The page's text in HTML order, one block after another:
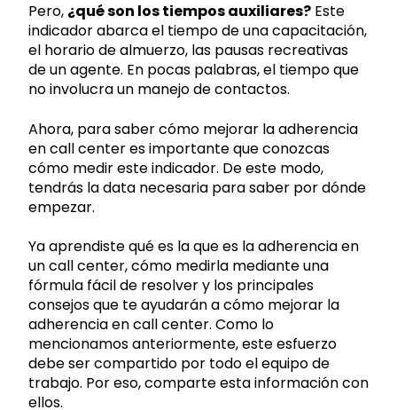
Pero, ¿qué son los tiempos auxiliares? Este
indicador abarca el tiempo de una capacitación,
el horario de almuerzo, las pausas recreativas
de un agente. En pocas palabras, el tiempo que
no involucra un manejo de contactos.
Ahora, para saber cómo mejorar la adherencia
en call center es importante que conozcas
cómo medir este indicador. De este modo,
tendrás la data necesaria para saber por dónde
empezar.
Ya aprendiste qué es la que es la adherencia en
un call center, cómo medirla mediante una
fórmula fácil de resolver y los principales
consejos que te ayudarán a cómo mejorar la
adherencia en call center. Como lo
mencionamos anteriormente, este esfuerzo
debe ser compartido por todo el equipo de
trabajo. Por eso, comparte esta información con
ellos.